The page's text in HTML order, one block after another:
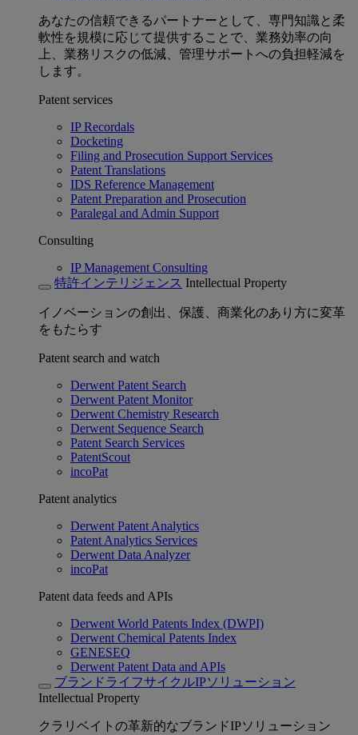
あなたの信頼できるパートナーとして、専門知識と柔
軟性を規模に応じて提供することで、業務効率の向
上、業務リスクの低減、管理サポートへの負担軽減を
します。
Patent services
IP Recordals
Docketing
Filing and Prosecution Support Services
Patent Translations
IDS Reference Management
Patent Preparation and Prosecution
Paralegal and Admin Support
Consulting
IP Management Consulting
特許インテリジェンス Intellectual Property
イノベーションの創出、保護、商業化のあり方に変革
をもたらす
Patent search and watch
Derwent Patent Search
Derwent Patent Monitor
Derwent Chemistry Research
Derwent Sequence Search
Patent Search Services
PatentScout
incoPat
Patent analytics
Derwent Patent Analytics
Patent Analytics Services
Derwent Data Analyzer
incoPat
Patent data feeds and APIs
Derwent World Patents Index (DWPI)
Derwent Chemical Patents Index
GENESEQ
Derwent Patent Data and APIs
ブランドライフサイクルIPソリューション
Intellectual Property
クラリベイトの革新的なブランドIPソリューション